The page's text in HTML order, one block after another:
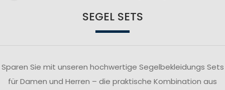
SEGEL SETS
Sparen Sie mit unseren hochwertige Segelbekleidungs Sets
für Damen und Herren – die praktische Kombination aus